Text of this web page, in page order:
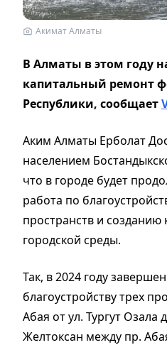
Акимат Алматы
В Алматы в этом году
капитальный ремонт
Республики, сообщает
Аким Алматы Ерболат
населением
что в городе будет
работа по
пространств и
городской среды.
Так, в 2024 году
благоустройству трех
Абая от ул. Тургут Озала
Желтоксан между пр.